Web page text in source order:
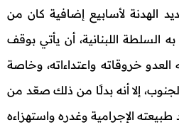
الهدنة لأسابيع إضافية كان من
اللبنانية، أن يأتي بوقف
خروقاته واعتداءاته، وخاصة
إلا أنه بدلًا من ذلك صعّد من
طبيعته الإجرامية وغدره واستهزاءه